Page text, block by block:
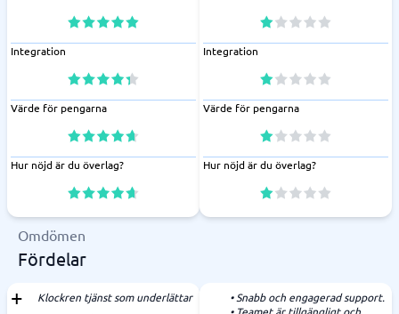
Integration
Värde för pengarna
Hur nöjd är du överlag?
Integration
Värde för pengarna
Hur nöjd är du överlag?
Omdömen
Fördelar
Klockren tjänst som underlättar
• Snabb och engagerad support.